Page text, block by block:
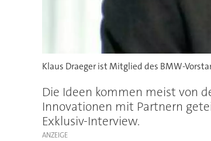
Klaus Draeger ist Mitglied des BMW-
Die Ideen kommen meist von
Innovationen mit Partnern
Exklusiv-Interview.
ANZEIGE